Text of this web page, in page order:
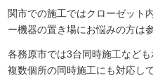
関市での施工ではクローゼット
ー機器の置き場にお悩みの方は
各務原市では3台同時施工など
複数個所の同時施工にも対応し